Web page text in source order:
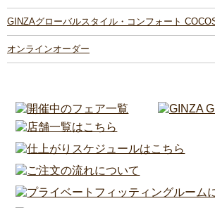
GINZAグローバルスタイル・コンフォート
オンラインオーダー